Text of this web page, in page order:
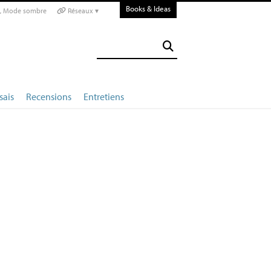
Mode sombre Réseaux ▾ Books & Ideas
Recensions Entretiens